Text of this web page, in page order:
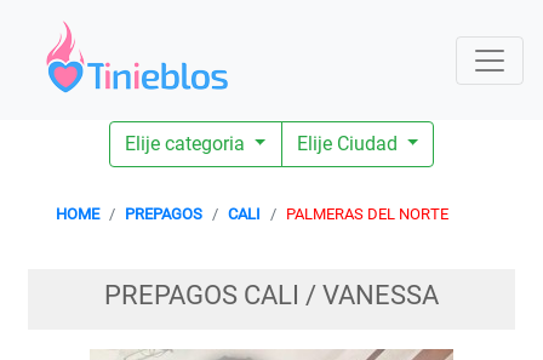
Elije categoria Elije Ciudad
HOME PREPAGOS CALI PALMERAS DEL NORTE
PREPAGOS CALI / VANESSA